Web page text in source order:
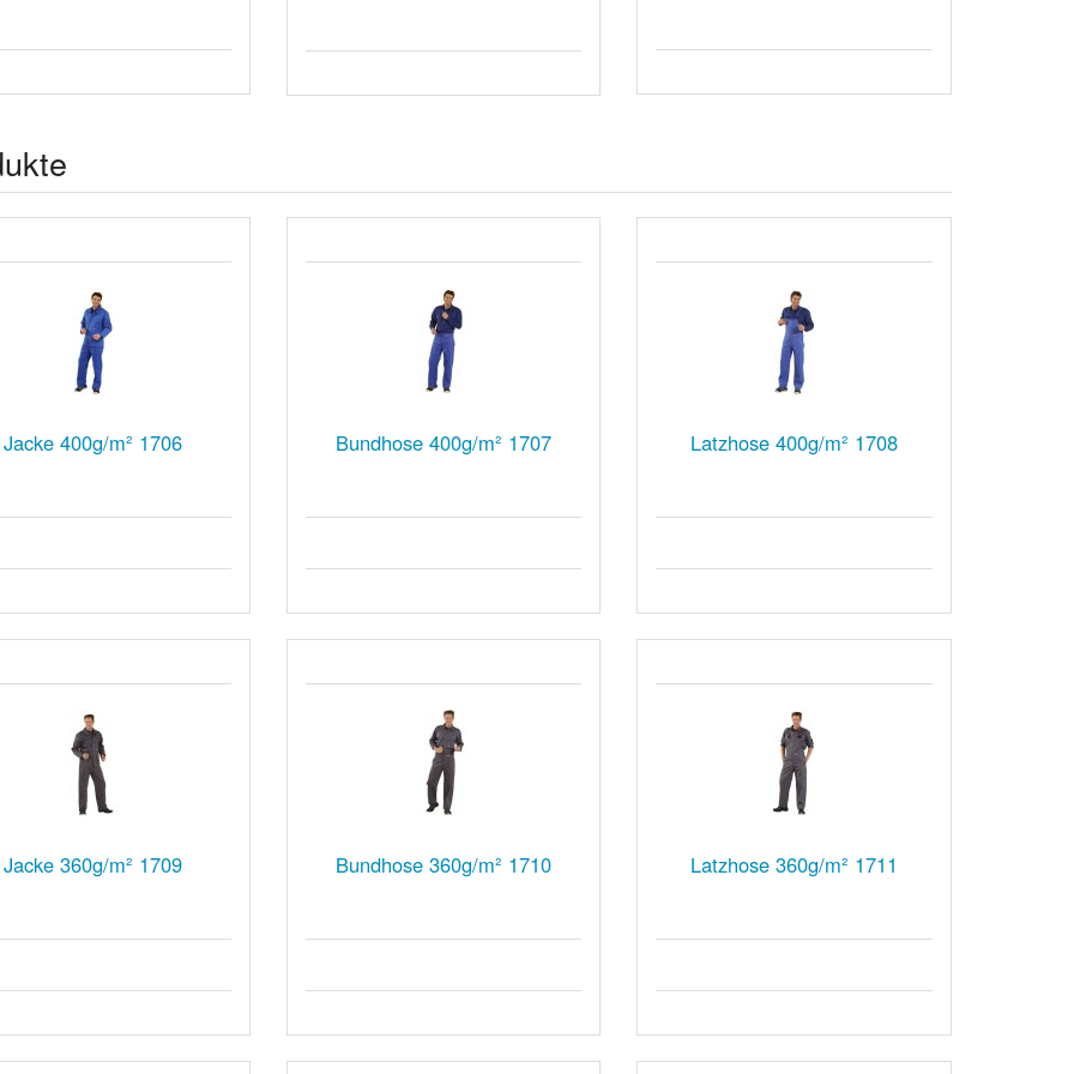
Jacke 400g/m² 1706 Bundhose 400g/m² 1707 Latzhose 400g/m² 1708
Jacke 360g/m² 1709 Bundhose 360g/m² 1710 Latzhose 360g/m² 1711